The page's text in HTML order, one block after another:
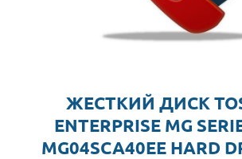
ЖЕСТКИЙ ДИСК
ENTERPRISE MG
MG04SCA40EE HARD